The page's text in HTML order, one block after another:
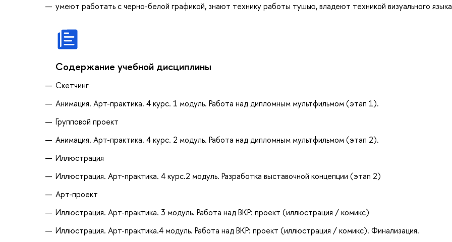
умеют работать с черно-белой графикой, знают технику работы тушью, владеют техникой визуального языка
Содержание учебной дисциплины
Скетчинг
Анимация. Арт-практика. 4 курс. 1 модуль. Работа над дипломным мультфильмом (этап 1).
Групповой проект
Анимация. Арт-практика. 4 курс. 2 модуль. Работа над дипломным мультфильмом (этап 2).
Иллюстрация
Иллюстрация. Арт-практика. 4 курс.2 модуль. Разработка выставочной концепции (этап 2)
Арт-проект
Иллюстрация. Арт-практика. 3 модуль. Работа над ВКР: проект (иллюстрация / комикс)
Иллюстрация. Арт-практика.4 модуль. Работа над ВКР: проект (иллюстрация / комикс). Финализация.